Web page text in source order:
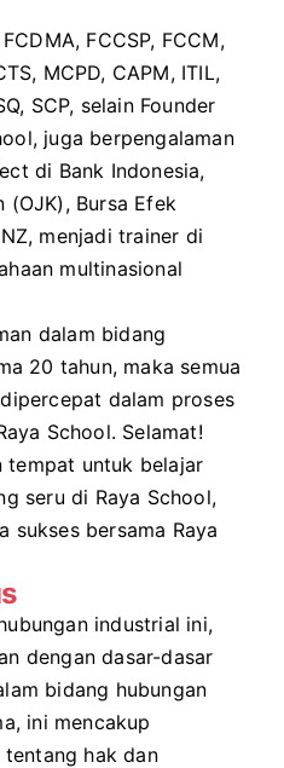
FCDMA, FCCSP, FCCM,
MCPD, CAPM, ITIL,
SCP, selain Founder
juga berpengalaman
di Bank Indonesia,
(OJK), Bursa Efek
menjadi trainer di
multinasional
dalam bidang
20 tahun, maka semua
dalam proses
School. Selamat!
tempat untuk belajar
seru di Raya School,
sukses bersama Raya
industrial ini,
dengan dasar-dasar
bidang hubungan
ini mencakup
tentang hak dan